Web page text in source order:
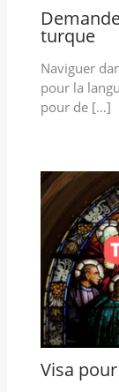
turque
Naviguer
pour la
pour de […]
Visa